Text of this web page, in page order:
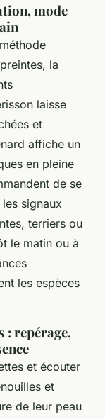
mode
la
laisse
et
affiche un
en pleine
de se
les signaux
terriers ou
le matin ou à
les espèces
: repérage,
et écouter
et
de leur peau